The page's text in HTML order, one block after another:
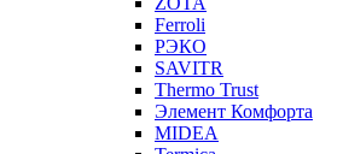
Ferroli
РЭКО
SAVITR
Thermo Trust
Элемент Комфорта
MIDEA